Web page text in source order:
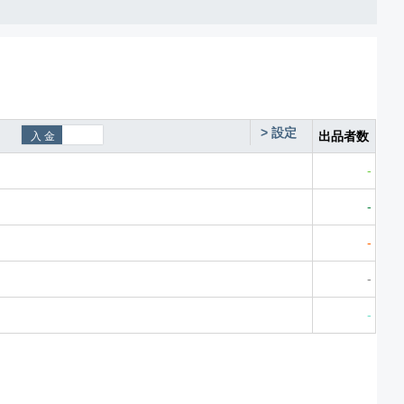
> 設定 出品者数
-
-
-
-
-